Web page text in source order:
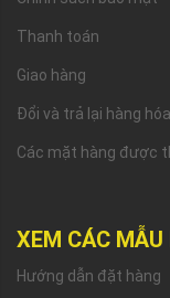
Thanh toán
Giao hàng
Đổi và trả lại hàng hóa
Các mặt hàng được
XEM CÁC MẪU
Hướng dẫn đặt hàng